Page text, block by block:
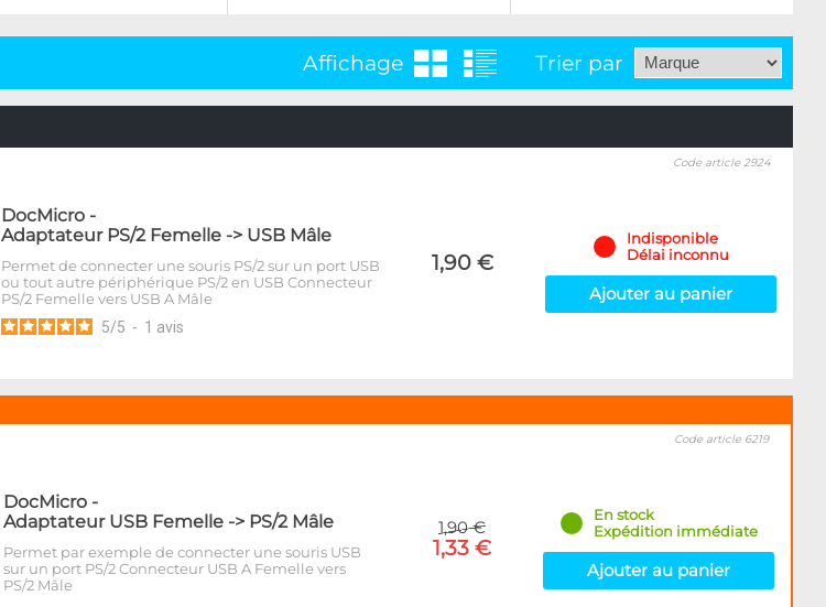
Affichage Trier par
DocMicro -
Adaptateur PS/2 Femelle -> USB Mâle
Permet de connecter une souris PS/2 sur un port USB
ou tout autre périphérique PS/2 en USB Connecteur
PS/2 Femelle vers USB A Mâle
5/5 - 1 avis
1,90 €
Code article 2924
Indisponible
Délai inconnu
Ajouter au panier
DocMicro -
Adaptateur USB Femelle -> PS/2 Mâle
Permet par exemple de connecter une souris USB
sur un port PS/2 Connecteur USB A Femelle vers
PS/2 Mâle
1,90 €
1,33 €
Code article 6219
En stock
Expédition immédiate
Ajouter au panier